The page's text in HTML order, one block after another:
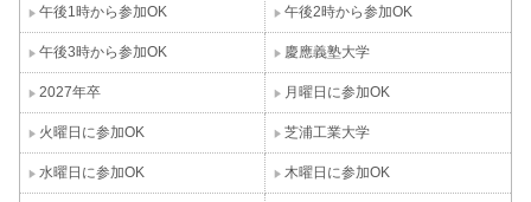
午後1時から参加OK 午後2時から参加OK
午後3時から参加OK 慶應義塾大学
2027年卒 月曜日に参加OK
火曜日に参加OK 芝浦工業大学
水曜日に参加OK 木曜日に参加OK